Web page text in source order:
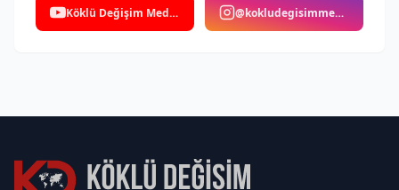
Köklü Değişim Medya @kokludegisimmedya